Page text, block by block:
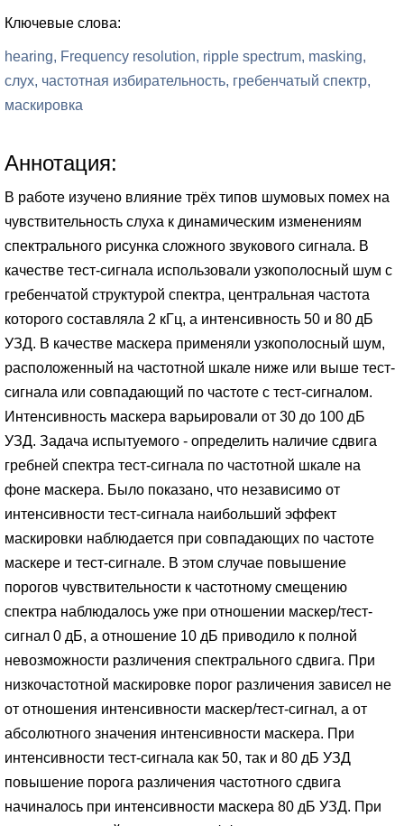
Ключевые слова:
hearing Frequency resolution ripple spectrum masking
слух частотная избирательность гребенчатый спектр
маскировка
Аннотация:
В работе изучено влияние трёх типов шумовых помех на
чувствительность слуха к динамическим изменениям
спектрального рисунка сложного звукового сигнала. В
качестве тест-сигнала использовали узкополосный шум с
гребенчатой структурой спектра, центральная частота
которого составляла 2 кГц, а интенсивность 50 и 80 дБ
УЗД. В качестве маскера применяли узкополосный шум,
расположенный на частотной шкале ниже или выше тест-
сигнала или совпадающий по частоте с тест-сигналом.
Интенсивность маскера варьировали от 30 до 100 дБ
УЗД. Задача испытуемого - определить наличие сдвига
гребней спектра тест-сигнала по частотной шкале на
фоне маскера. Было показано, что независимо от
интенсивности тест-сигнала наибольший эффект
маскировки наблюдается при совпадающих по частоте
маскере и тест-сигнале. В этом случае повышение
порогов чувствительности к частотному смещению
спектра наблюдалось уже при отношении маскер/тест-
сигнал 0 дБ, а отношение 10 дБ приводило к полной
невозможности различения спектрального сдвига. При
низкочастотной маскировке порог различения зависел не
от отношения интенсивности маскер/тест-сигнал, а от
абсолютного значения интенсивности маскера. При
интенсивности тест-сигнала как 50, так и 80 дБ УЗД
повышение порога различения частотного сдвига
начиналось при интенсивности маскера 80 дБ УЗД. При